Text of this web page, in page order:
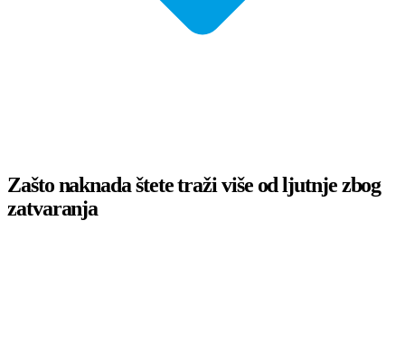
Zašto naknada štete traži više od ljutnje zbog
zatvaranja